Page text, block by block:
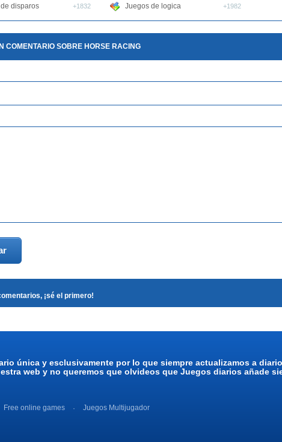
disparos +1832 Juegos de logica +1982
COMENTARIO SOBRE HORSE RACING
¡sé el primero!
única y esclusivamente por lo que siempre actualizamos a
web y no queremos que olvideos que Juegos diarios añade
Free online games Juegos Multijugador